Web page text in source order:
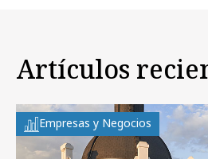
Artículos
Empresas y Negocios